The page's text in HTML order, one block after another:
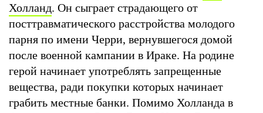
Холланд. Он сыграет страдающего от
посттравматического расстройства молодого
парня по имени Черри, вернувшегося домой
после военной кампании в Ираке. На родине
герой начинает употреблять запрещенные
вещества, ради покупки которых начинает
грабить местные банки. Помимо Холланда в